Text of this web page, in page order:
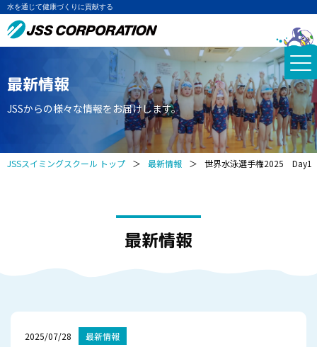
水を通じて健康づくりに貢献する
最新情報
JSSからの様々な情報をお届けします。
JSSスイミングスクール トップ ＞ 最新情報 ＞ 世界水泳選手権2025 Day1
最新情報
2025/07/28 最新情報